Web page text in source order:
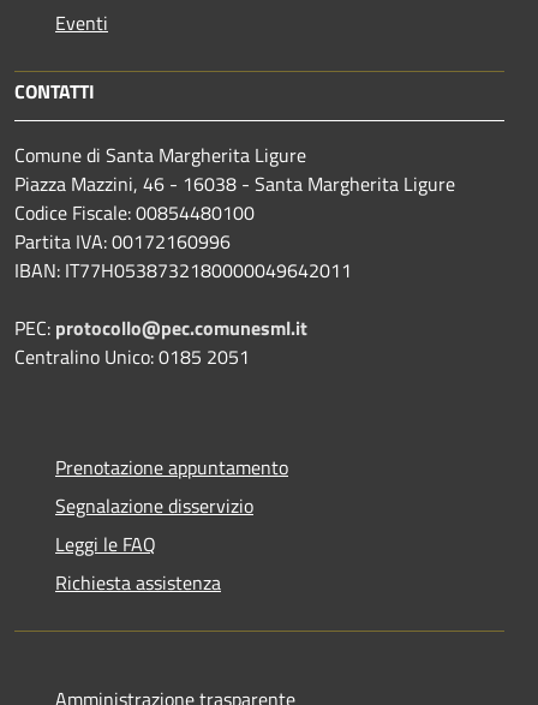
Eventi
CONTATTI
Comune di Santa Margherita Ligure
Piazza Mazzini, 46 - 16038 - Santa Margherita Ligure
Codice Fiscale: 00854480100
Partita IVA: 00172160996
IBAN: IT77H0538732180000049642011
PEC: protocollo@pec.comunesml.it
Centralino Unico: 0185 2051
Prenotazione appuntamento
Segnalazione disservizio
Leggi le FAQ
Richiesta assistenza
Amministrazione trasparente